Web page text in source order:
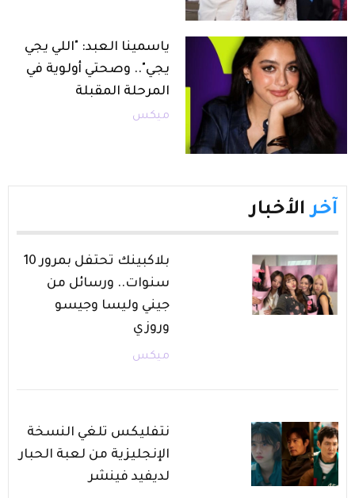
ياسمينا العبد: "اللي يجي
يجي".. وصحتي أولوية في
المرحلة المقبلة
ميكس
آخر الأخبار
بلاكبينك تحتفل بمرور 10
سنوات.. ورسائل من
جيني وليسا وجيسو
وروزي
ميكس
نتفليكس تلغي النسخة
الإنجليزية من لعبة الحبار
لديفيد فينشر